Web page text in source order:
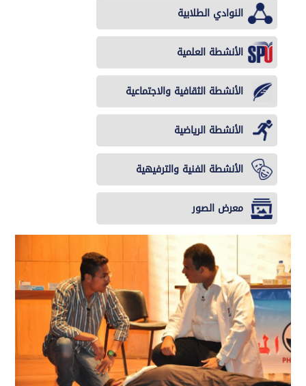
النوادي الطلابية
الأنشطة العلمية
الأنشطة الثقافية والاجتماعية
الأنشطة الرياضية
الأنشطة الفنية والترفيهية
معرض الصور